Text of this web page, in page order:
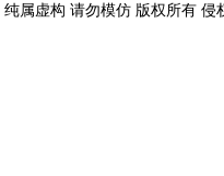
纯属虚构 请勿模仿 版权所有 侵